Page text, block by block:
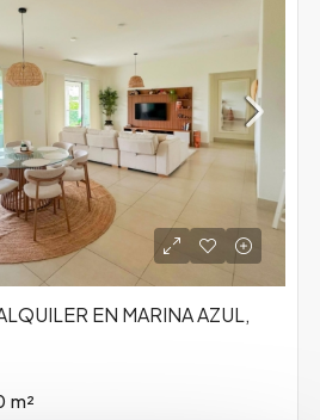
EN MARINA AZUL,
m²